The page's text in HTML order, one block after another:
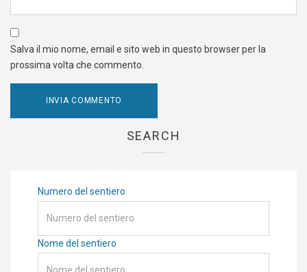
Salva il mio nome, email e sito web in questo browser per la
prossima volta che commento.
SEARCH
Numero del sentiero
Nome del sentiero